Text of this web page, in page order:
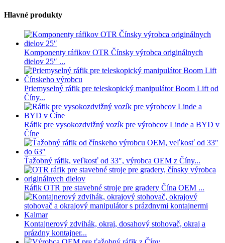
Hlavné produkty
Komponenty ráfikov OTR Čínsky výrobca originálnych
dielov 25″ ...
Priemyselný ráfik pre teleskopický manipulátor Boom Lift od
Číny...
Ráfik pre vysokozdvižný vozík pre výrobcov Linde a BYD v
Číne
Ťažobný ráfik, veľkosť od 33″, výrobca OEM z Číny...
Ráfik OTR pre stavebné stroje pre gradery Čína OEM ...
Kontajnerový zdvihák, okraj, dosahový stohovač, okraj a
prázdny kontajner...